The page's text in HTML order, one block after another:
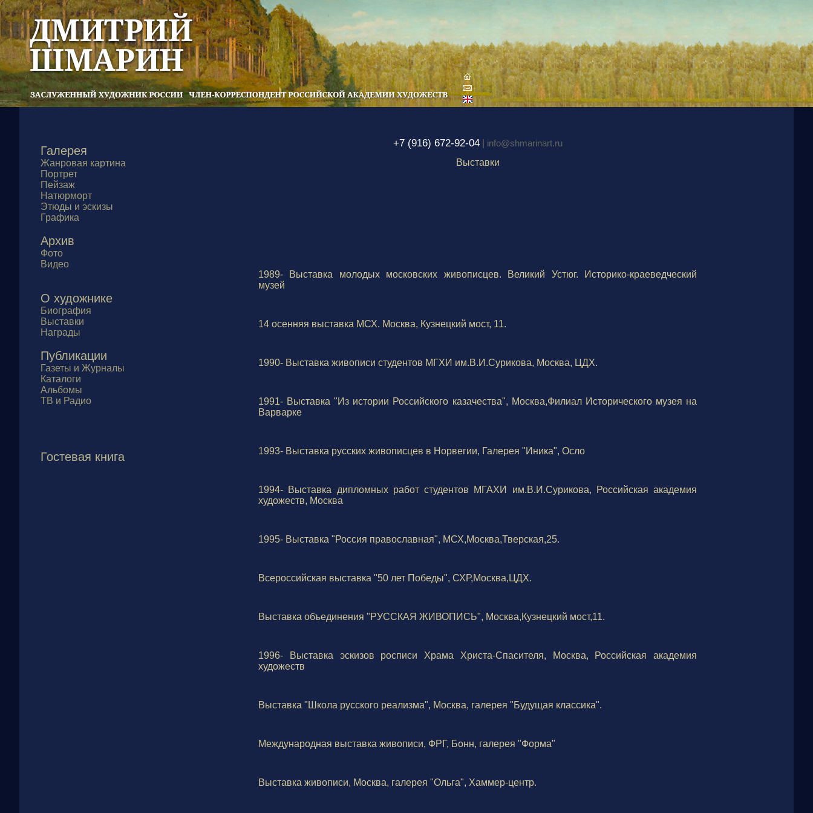
Галерея
Жанровая картина
Портрет
Пейзаж
Натюрморт
Этюды и эскизы
Графика
Архив
Фото
Видео
О художнике
Биография
Выставки
Награды
Публикации
Газеты и Журналы
Каталоги
Альбомы
ТВ и Радио
Гостевая книга
+7 (916) 672-92-04| info@shmarinart.ru
Выставки
1989- Выставка молодых московских живописцев. Великий Устюг. Историко-краеведческий
музей
14 осенняя выставка МСХ. Москва, Кузнецкий мост, 11.
1990- Выставка живописи студентов МГХИ им.В.И.Сурикова, Москва, ЦДХ.
1991- Выставка "Из истории Российского казачества", Москва,Филиал Исторического музея на
Варварке
1993- Выставка русских живописцев в Норвегии, Галерея "Иника", Осло
1994- Выставка дипломных работ студентов МГАХИ им.В.И.Сурикова, Российская академия
художеств, Москва
1995- Выставка "Россия православная", МСХ,Москва,Тверская,25.
Всероссийская выставка "50 лет Победы", СХР,Москва,ЦДХ.
Выставка объединения "РУССКАЯ ЖИВОПИСЬ", Москва,Кузнецкий мост,11.
1996- Выставка эскизов росписи Храма Христа-Спасителя, Москва, Российская академия
художеств
Выставка "Школа русского реализма", Москва, галерея "Будущая классика".
Международная выставка живописи, ФРГ, Бонн, галерея "Форма"
Выставка живописи, Москва, галерея "Ольга", Хаммер-центр.